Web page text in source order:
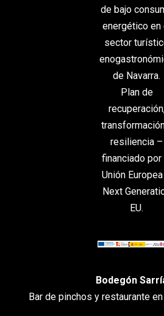
de bajo
energético en
sector
de Navarra.
Plan de
resiliencia –
financiado por
Unión
Next
EU.
Bodegón
Bar de pinchos y restaurante